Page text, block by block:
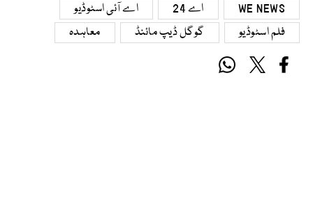
WE NEWS اے 24
اے آئی اسٹوڈیو
فلم اسٹوڈیو
گوگل ڈیپ مائنڈ معاہدہ